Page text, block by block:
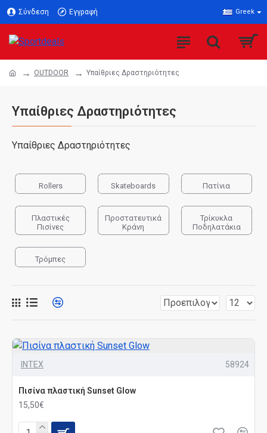
Σύνδεση Εγγραφή Greek
OUTDOOR Υπαίθριες Δραστηριότητες
Υπαίθριες Δραστηριότητες
Υπαίθριες Δραστηριότητες
Rollers Skateboards Πατίνια
Πλαστικές
Πισίνες
Προστατευτικά
Κράνη
Τρίκυκλα
Ποδηλατάκια
Τρόμπες
INTEX 58924
Πισίνα πλαστική Sunset Glow
15,50€